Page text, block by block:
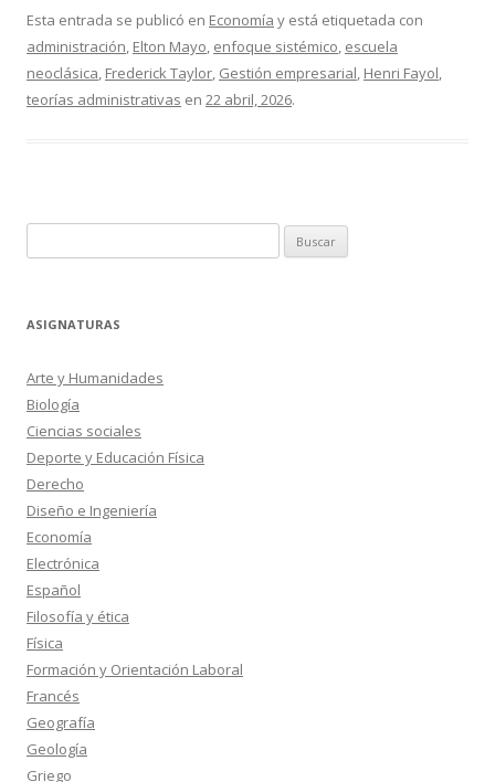
Esta entrada se publicó en Economía y está etiquetada con
administración, Elton Mayo, enfoque sistémico, escuela
neoclásica, Frederick Taylor, Gestión empresarial, Henri Fayol,
teorías administrativas en 22 abril, 2026.
ASIGNATURAS
Arte y Humanidades
Biología
Ciencias sociales
Deporte y Educación Física
Derecho
Diseño e Ingeniería
Economía
Electrónica
Español
Filosofía y ética
Física
Formación y Orientación Laboral
Francés
Geografía
Geología
Griego